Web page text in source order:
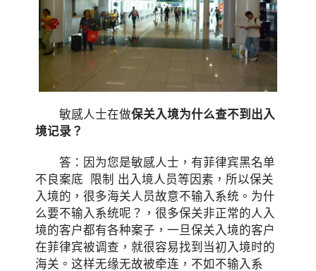
敏感人士在做保关入境为什么查不到出入
境记录？
答：因为您是敏感人士，有菲律宾黑名单
不良案底 限制 出入境人员等因素，所以保关
入境的，很多海关人员故意不输入系统。为什
么要不输入系统呢？，很多保关非正常的人入
境的客户都有各种案子，一旦保关入境的客户
在菲律宾被调查，就很容易找到当初入境时的
海关。这样无缘无故被牵连，不如不输入系